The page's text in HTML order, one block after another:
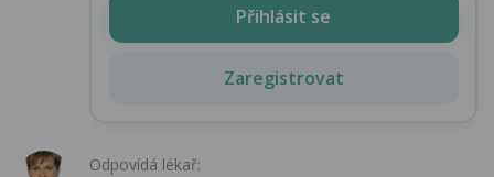
Přihlásit se
Zaregistrovat
Odpovídá lékař: